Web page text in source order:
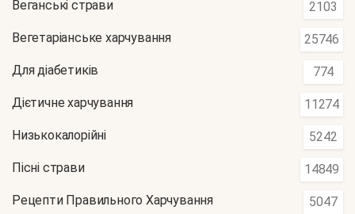
Веганські страви 2103
Вегетаріанське харчування 25746
Для діабетиків 774
Дієтичне харчування 11274
Низькокалорійні 5242
Пісні страви 14849
Рецепти Правильного Харчування 5047